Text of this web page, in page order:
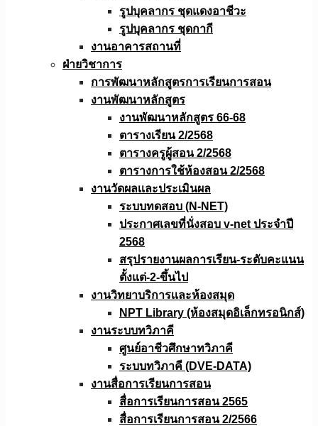
รูปบุคลากร ชุดแดงอาชีวะ
รูปบุคลากร ชุดกากี
งานอาคารสถานที่
ฝ่ายวิชาการ
การพัฒนาหลักสูตรการเรียนการสอน
งานพัฒนาหลักสูตร
งานพัฒนาหลักสูตร 66-68
ตารางเรียน 2/2568
ตารางครูผู้สอน 2/2568
ตารางการใช้ห้องสอน 2/2568
งานวัดผลเเละประเมินผล
ระบบทดสอบ (N-NET)
ประกาศเลขที่นั่งสอบ v-net ประจำปี
2568
สรุปรายงานผลการเรียน-ระดับคะแนน
ตั้งแต่-2-ขึ้นไป
งานวิทยาบริการเเละห้องสมุด
NPT Library (ห้องสมุดอิเล็กทรอนิกส์)
งานระบบทวิภาคี
ศูนย์อาชีวศึกษาทวิภาคี
ระบบทวิภาคี (DVE-DATA)
งานสื่อการเรียนการสอน
สื่อการเรียนการสอน 2565
สื่อการเรียนการสอน 2/2566